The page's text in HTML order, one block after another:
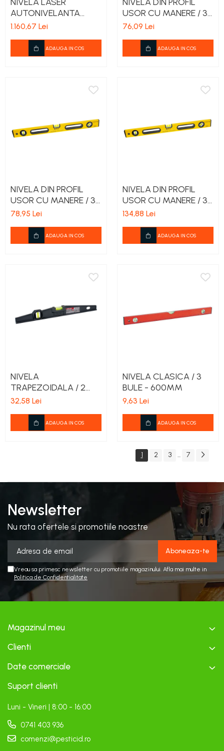
AUTONIVELANTA
3MM/10M - O-360/V-
1.160,67 Lei
ADAUGA IN COS
USOR CU MANERE / 3
BULE - 1000MM
76,09 Lei
ADAUGA IN COS
NIVELA DIN PROFIL
USOR CU MANERE / 3
BULE - 1200MM
78,95 Lei
ADAUGA IN COS
NIVELA DIN PROFIL
USOR CU MANERE / 3
BULE - 2000MM
134,88 Lei
ADAUGA IN COS
NIVELA
TRAPEZOIDALA / 2
BULE - 400MM
32,58 Lei
ADAUGA IN COS
NIVELA CLASICA / 3
BULE - 600MM
9,63 Lei
ADAUGA IN COS
1 2 3 ... 7
Newsletter
Nu rata ofertele si promotiile noastre
Vreau sa primesc newsletter cu promotiile magazinului. Afla mai multe in
Politica de Confidentialitate
Magazinul meu
Clienti
Date comerciale
Suport clienti
Luni - Vineri | 8:00 - 16:00
0741 403 936
comenzi@pesticid.ro